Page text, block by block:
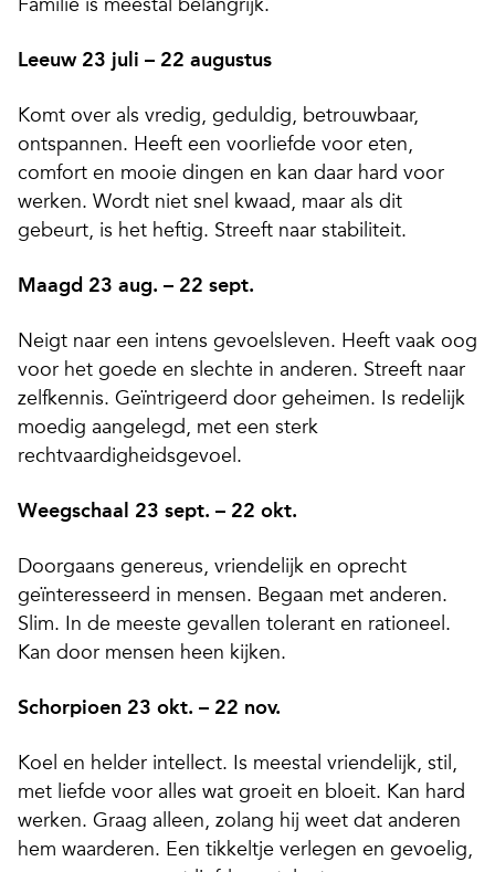
Leeuw 23 juli – 22 augustus
Komt over als vredig, geduldig, betrouwbaar,
ontspannen. Heeft een voorliefde voor eten,
comfort en mooie dingen en kan daar hard voor
werken. Wordt niet snel kwaad, maar als dit
gebeurt, is het heftig. Streeft naar stabiliteit.
Maagd 23 aug. – 22 sept.
Neigt naar een intens gevoelsleven. Heeft vaak oog
voor het goede en slechte in anderen. Streeft naar
zelfkennis. Geïntrigeerd door geheimen. Is redelijk
moedig aangelegd, met een sterk
rechtvaardigheidsgevoel.
Weegschaal 23 sept. – 22 okt.
Doorgaans genereus, vriendelijk en oprecht
geïnteresseerd in mensen. Begaan met anderen.
Slim. In de meeste gevallen tolerant en rationeel.
Kan door mensen heen kijken.
Schorpioen 23 okt. – 22 nov.
Koel en helder intellect. Is meestal vriendelijk, stil,
met liefde voor alles wat groeit en bloeit. Kan hard
werken. Graag alleen, zolang hij weet dat anderen
hem waarderen. Een tikkeltje verlegen en gevoelig,